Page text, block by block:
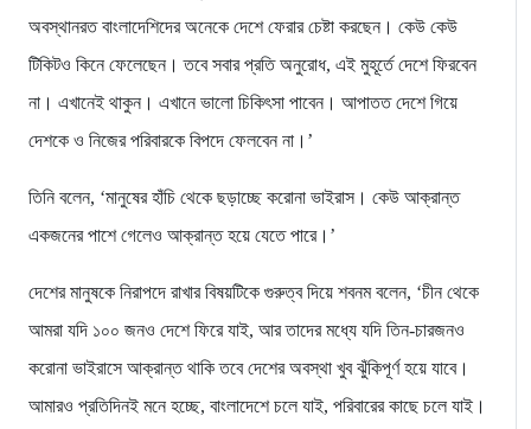
অবস্থানরত বাংলাদেশিদের অনেকে দেশে ফেরার চেষ্টা করছেন। কেউ কেউ
টিকিটও কিনে ফেলেছেন। তবে সবার প্রতি অনুরোধ, এই মুহূর্তে দেশে ফিরবেন
না। এখানেই থাকুন। এখানে ভালো চিকিৎসা পাবেন। আপাতত দেশে গিয়ে
দেশকে ও নিজের পরিবারকে বিপদে ফেলবেন না।’
তিনি বলেন, ‘মানুষের হাঁচি থেকে ছড়াচ্ছে করোনা ভাইরাস। কেউ আক্রান্ত
একজনের পাশে গেলেও আক্রান্ত হয়ে যেতে পারে।’
দেশের মানুষকে নিরাপদে রাখার বিষয়টিকে গুরুত্ব দিয়ে শবনম বলেন, ‘চীন থেকে
আমরা যদি ১০০ জনও দেশে ফিরে যাই, আর তাদের মধ্যে যদি তিন-চারজনও
করোনা ভাইরাসে আক্রান্ত থাকি তবে দেশের অবস্থা খুব ঝুঁকিপূর্ণ হয়ে যাবে।
আমারও প্রতিদিনই মনে হচ্ছে, বাংলাদেশে চলে যাই, পরিবারের কাছে চলে যাই।